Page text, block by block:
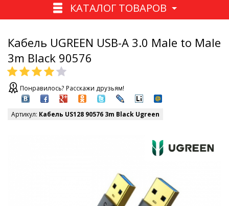
КАТАЛОГ ТОВАРОВ
Кабель UGREEN USB-A 3.0 Male to Male
3m Black 90576
Понравилось? Расскажи друзьям!
Артикул: Кабель US128 90576 3m Black Ugreen